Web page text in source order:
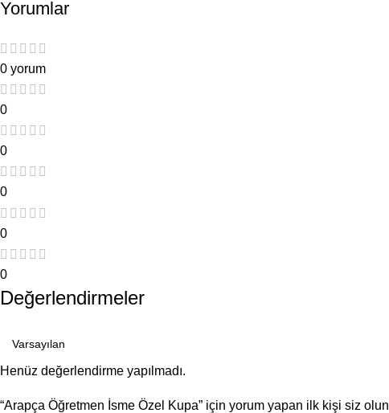
Yorumlar
0 yorum
0
0
0
0
0
Değerlendirmeler
Henüz değerlendirme yapılmadı.
“Arapça Öğretmen İsme Özel Kupa” için yorum yapan ilk kişi siz olun